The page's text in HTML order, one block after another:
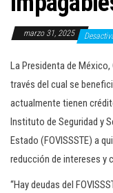
marzo 31, 2025
La Presidenta de
través del cual se
actualmente tienen
Instituto de Seguridad y
Estado (FOVISSSTE) a
reducción de intereses y
“Hay deudas del